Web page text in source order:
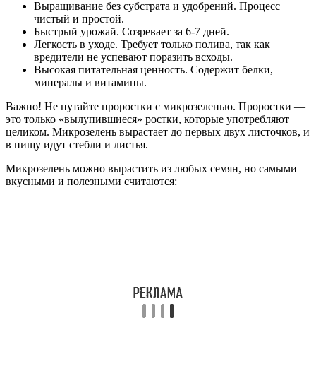
Выращивание без субстрата и удобрений. Процесс
чистый и простой.
Быстрый урожай. Созревает за 6-7 дней.
Легкость в уходе. Требует только полива, так как
вредители не успевают поразить всходы.
Высокая питательная ценность. Содержит белки,
минералы и витамины.
Важно! Не путайте проростки с микрозеленью. Проростки —
это только «вылупившиеся» ростки, которые употребляют
целиком. Микрозелень вырастает до первых двух листочков, и
в пищу идут стебли и листья.
Микрозелень можно вырастить из любых семян, но самыми
вкусными и полезными считаются: